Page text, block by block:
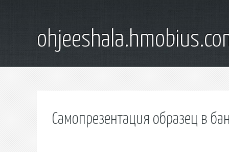
Самопрезентация образец в